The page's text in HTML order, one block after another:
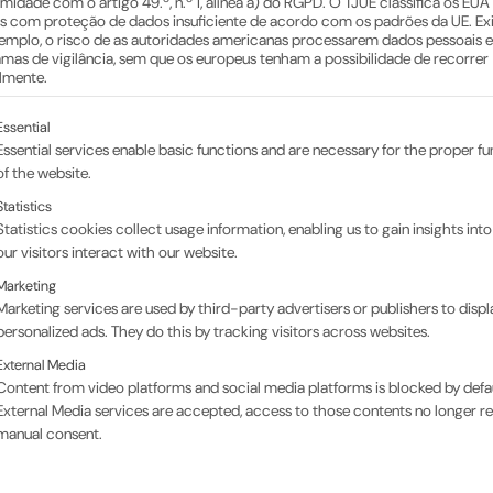
com proteção de dados insuficiente de acordo com os padrões da UE.
o risco de as autoridades americanas processarem dados pessoais
de vigilância, sem que os europeus tenham a possibilidade de recorrer
se uma lista dos grupos de serviços para os
services enable basic functions and are necessary for the proper
the website.
cookies collect usage information, enabling us to gain insights
visitors interact with our website.
services are used by third-party advertisers or publishers to
ads. They do this by tracking visitors across websites.
Media
from video platforms and social media platforms is blocked by
Media services are accepted, access to those contents no longer
consent.